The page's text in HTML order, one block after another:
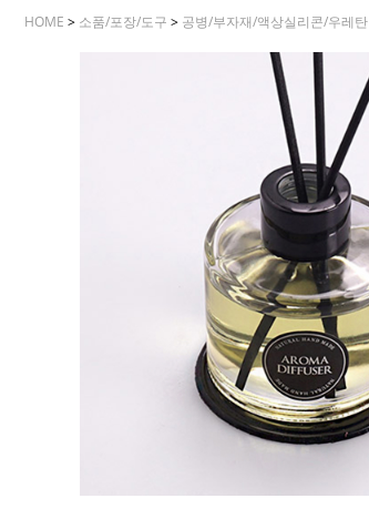
HOME > 소품/포장/도구 > 공병/부자재/액상실리콘/우레탄